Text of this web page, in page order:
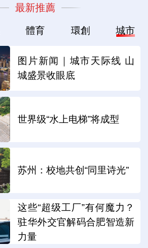
最新推薦
體育 環創 城市
图片新闻｜城市天际线 山
城盛景收眼底
世界级“水上电梯”将成型
苏州：校地共创“同里诗光”
这些“超级工厂”有何魔力？
驻华外交官解码合肥智造新
力量